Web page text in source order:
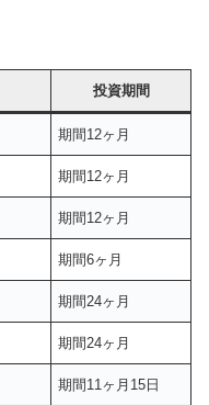
投資期間
期間12ヶ月
期間12ヶ月
期間12ヶ月
期間6ヶ月
期間24ヶ月
期間24ヶ月
期間11ヶ月15日